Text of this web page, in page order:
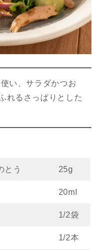
い、サラダかつお
れるさっぱりとした
う 25g
20ml
1/2袋
1/2本